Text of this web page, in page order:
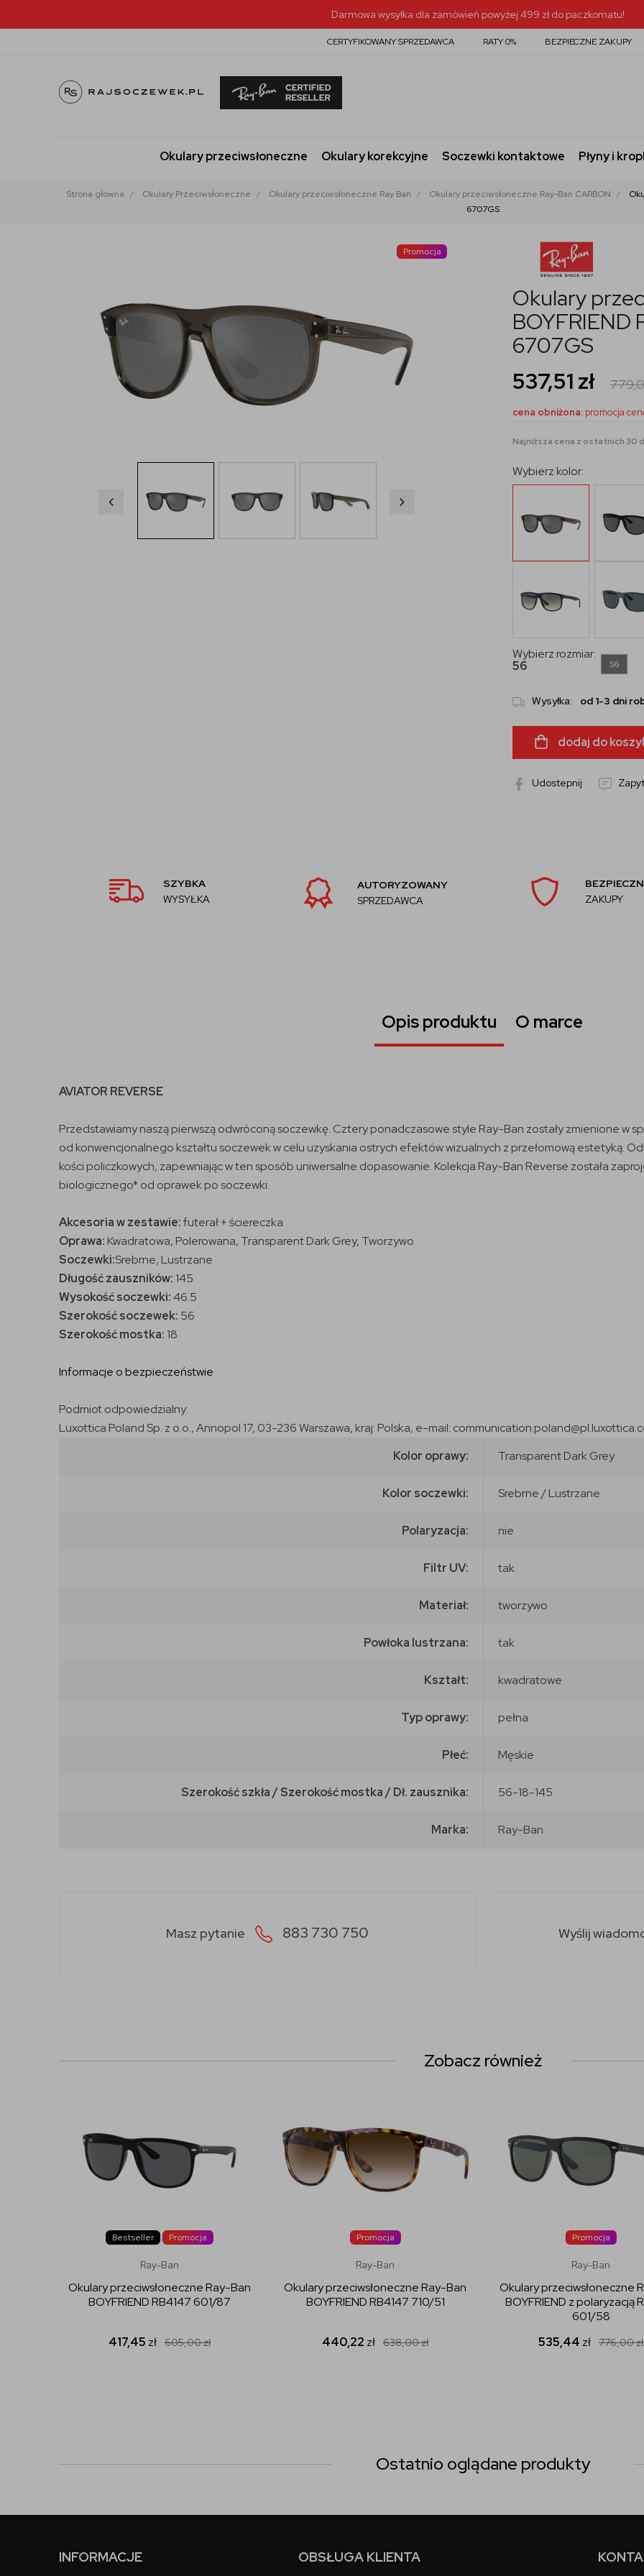
Darmowa wysyłka dla zamówień powyżej 499 zł do paczkomatu!
CERTYFIKOWANY SPRZEDAWCA RATY 0% BEZPIECZNE ZAKUPY
Okulary przeciwsłoneczne Okulary korekcyjne Soczewki kontaktowe Płyny i
Strona główna Okulary Przeciwsłoneczne Okulary przeciwsłoneczne Ray Ban Okulary przeciwsłoneczne Ray-Ban CARBON
6707GS
Promocja
Okulary
BOYFRIEND
6707GS
537,51 zł
cena obniżona: promocja
Najniższa cena z ostatnich 30
Wybierz kolor:
Wybierz rozmiar:
56
56
Wysyłka: od 1-3 dni
dodaj do
Udostepnij
SZYBKA
WYSYŁKA
AUTORYZOWANY
SPRZEDAWCA
ZAKUPY
Opis produktu O marce
AVIATOR REVERSE
Przedstawiamy naszą pierwszą odwróconą soczewkę. Cztery ponadczasowe style Ray-Ban zostały zmienione w
od konwencjonalnego kształtu soczewek w celu uzyskania ostrych efektów wizualnych z przełomową estetyką.
kości policzkowych, zapewniając w ten sposób uniwersalne dopasowanie. Kolekcja Ray-Ban Reverse została
biologicznego* od oprawek po soczewki.
Akcesoria w zestawie:futerał + ściereczka
Oprawa: Kwadratowa, Polerowana, Transparent Dark Grey, Tworzywo
Soczewki:Srebrne, Lustrzane
Długość zauszników: 145
Wysokość soczewki:46.5
Szerokość soczewek: 56
Szerokość mostka: 18
Informacje o bezpieczeństwie
Podmiot odpowiedzialny:
Luxottica Poland Sp. z o.o., Annopol 17, 03-236 Warszawa, kraj: Polska, e-mail:
Kolor oprawy:
Transparent Dark Grey
Kolor soczewki: Srebrne / Lustrzane
Polaryzacja: nie
Filtr UV: tak
Materiał: tworzywo
Powłoka lustrzana: tak
Kształt: kwadratowe
Typ oprawy: pełna
Płeć: Męskie
Szerokość szkła / Szerokość mostka / Dł. zausznika: 56-18-145
Marka: Ray-Ban
Masz pytanie 883 730 750 Wyślij
Zobacz również
Bestseller Promocja
Ray-Ban
Okulary przeciwsłoneczne Ray-Ban
BOYFRIEND RB4147 601/87
417,45 zł 605,00zł
Promocja
Ray-Ban
Okulary przeciwsłoneczne Ray-Ban
BOYFRIEND RB4147 710/51
440,22 zł 638,00zł
Promocja
Ray-Ban
Okulary przeciwsłoneczne
BOYFRIEND z polaryzacją
601/58
535,44 zł 776,00zł
Ostatnio oglądane produkty
INFORMACJE OBSŁUGA KLIENTA